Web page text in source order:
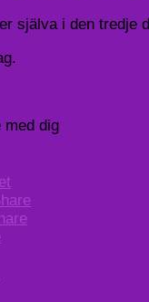
själva i den tredje
med dig